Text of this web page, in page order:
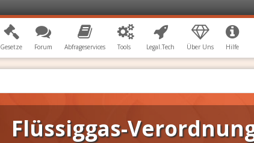
Gesetze Forum Abfrageservices Tools Legal.Tech Über Uns Hilfe
Flüssiggas-